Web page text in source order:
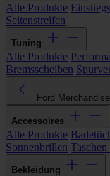
Alle Produkte
Seitenstreifen
Tuning
Alle Produkte
Bremsscheiben
Ford Merchandise
Accessoires
Alle Produkte
Sonnenbrillen
Bekleidung